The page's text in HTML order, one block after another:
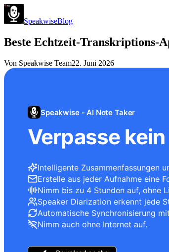
SpeakwiseBlog
Beste Echtzeit-Transkriptions-
Von Speakwise Team22. Juni 2026
Speakwise - AI Note Taker
Verpasse
Intelligente Zusammenfassungen
Erstelle aus jeder Aufnahme eine
Nimm bis zu 4 Stunden auf, ohne
Speaker Diarization erkennt jede
Automatische Synchronisierung
Nimm auch ohne Internet auf.